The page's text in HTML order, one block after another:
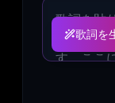
歌詞を